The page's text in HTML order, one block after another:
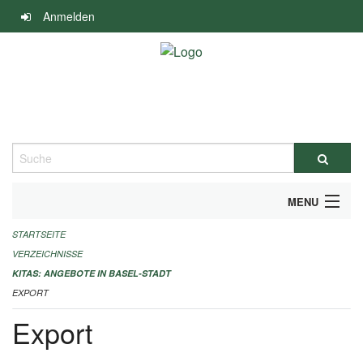
Navigation
überspringen
Anmelden
Suche
MENU
ALLGEMEINE INFORMATIONEN
IMPRESSUM
STARTSEITE
VERZEICHNISSE
KITAS: ANGEBOTE IN BASEL-STADT
EXPORT
Export